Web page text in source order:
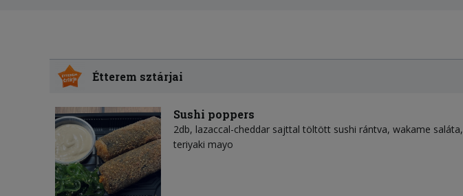
Étterem sztárjai
Sushi poppers
2db, lazaccal-cheddar sajttal töltött sushi rántva, wakame saláta,
teriyaki mayo